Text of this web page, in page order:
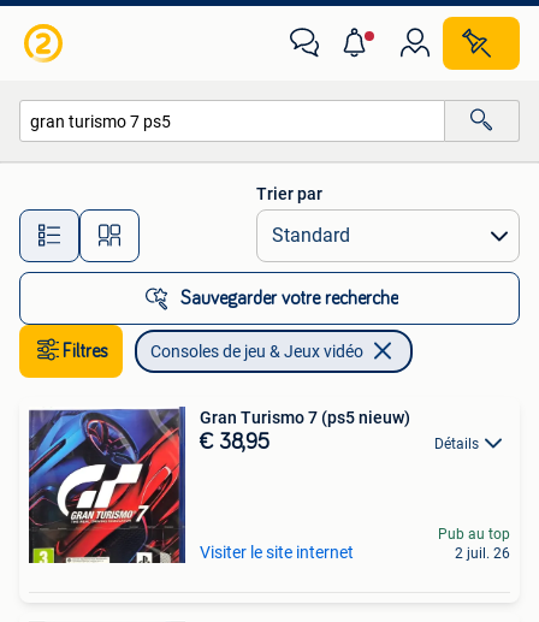
Toutes les distances…
Trier par
Sauvegarder votre recherche
Filtres Consoles de jeu & Jeux vidéo
Gran Turismo 7 (ps5 nieuw)
€ 38,95 Détails
Visiter le site internet
Pub au top
2 juil. 26